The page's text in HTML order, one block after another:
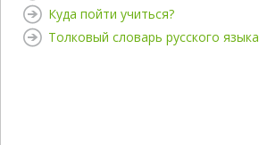
Куда пойти учиться?
Толковый словарь русского языка